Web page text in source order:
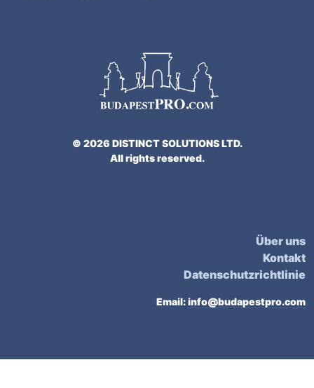
© 2026 DISTINCT SOLUTIONS LTD.
All rights reserved.
Über uns
Kontakt
Datenschutzrichtlinie
Email:info@budapestpro.com